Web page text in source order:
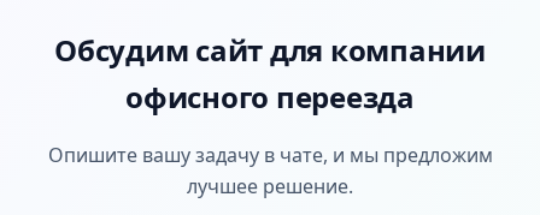
Обсудим сайт для компании
офисного переезда
Опишите вашу задачу в чате, и мы предложим
лучшее решение.